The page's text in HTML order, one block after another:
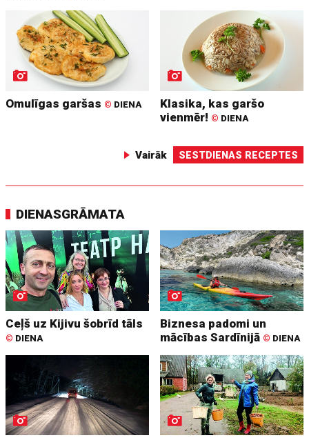
Omulīgas garšas © DIENA
Klasika, kas garšo
vienmēr! © DIENA
Vairāk SESTDIENAS RECEPTES
DIENASGRĀMATA
Ceļš uz Kijivu šobrīd tāls
© DIENA
Biznesa padomi un
mācības Sardīnijā © DIENA